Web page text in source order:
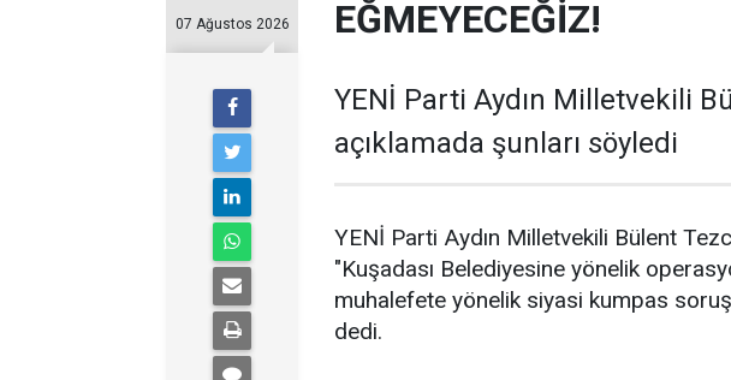
07 Ağustos 2026
EĞMEYECEĞİZ!
YENİ Parti Aydın Milletvekili
açıklamada şunları söyledi
YENİ Parti Aydın Milletvekili Bülent
"Kuşadası Belediyesine yönelik
muhalefete yönelik siyasi kumpas
dedi.